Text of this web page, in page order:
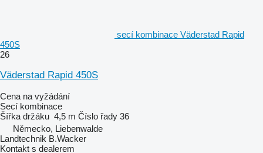
secí kombinace Väderstad Rapid
450S
26
Väderstad Rapid 450S
Cena na vyžádání
Secí kombinace
Šířka držáku 4,5 m Číslo řady 36
Německo, Liebenwalde
Landtechnik B.Wacker
Kontakt s dealerem